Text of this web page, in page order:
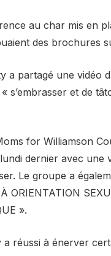
au char mis en
des brochures
a partagé une vidéo
« s’embrasser et de
for Williamson
dernier avec une
Le groupe a
ORIENTATION
».
réussi à énerver